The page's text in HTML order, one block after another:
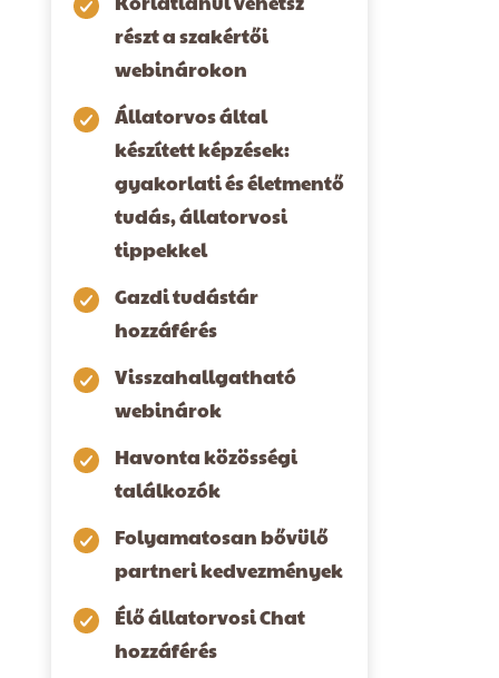
részt a szakértői
webinárokon
Állatorvos által
készített képzések:
gyakorlati és életmentő
tudás, állatorvosi
tippekkel
Gazdi tudástár
hozzáférés
Visszahallgatható
webinárok
Havonta közösségi
találkozók
Folyamatosan bővülő
partneri kedvezmények
Élő állatorvosi Chat
hozzáférés